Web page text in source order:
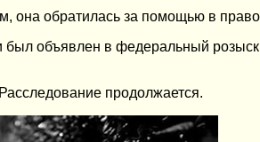
она обратилась за помощью в
объявлен в федеральный
продолжается.